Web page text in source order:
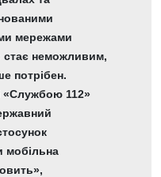
мережами
стає неможливим,
потрібен.
«Службою 112»
мобільна